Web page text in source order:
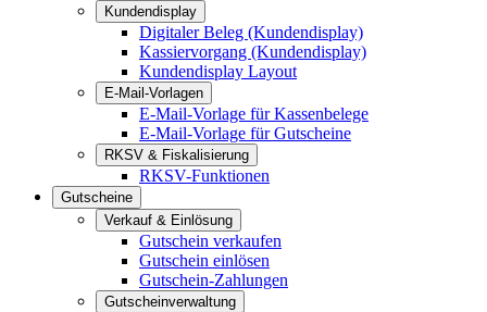
Kundendisplay
Digitaler Beleg (Kundendisplay)
Kassiervorgang (Kundendisplay)
Kundendisplay Layout
E-Mail-Vorlagen
E-Mail-Vorlage für Kassenbelege
E-Mail-Vorlage für Gutscheine
RKSV & Fiskalisierung
RKSV-Funktionen
Gutscheine
Verkauf & Einlösung
Gutschein verkaufen
Gutschein einlösen
Gutschein-Zahlungen
Gutscheinverwaltung